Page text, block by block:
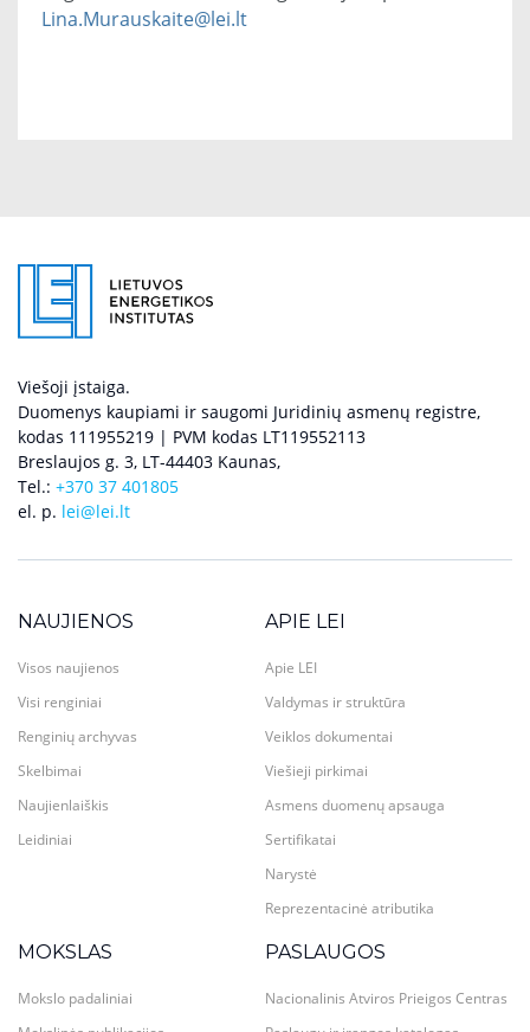
Lina.Murauskaite@lei.lt
Viešoji įstaiga.
Duomenys kaupiami ir saugomi Juridinių asmenų registre,
kodas 111955219 | PVM kodas LT119552113
Breslaujos g. 3, LT-44403 Kaunas,
Tel.: +370 37 401805
el. p. lei@lei.lt
NAUJIENOS
Visos naujienos
Visi renginiai
Renginių archyvas
Skelbimai
Naujienlaiškis
Leidiniai
APIE LEI
Apie LEI
Valdymas ir struktūra
Veiklos dokumentai
Viešieji pirkimai
Asmens duomenų apsauga
Sertifikatai
Narystė
Reprezentacinė atributika
MOKSLAS
Mokslo padaliniai
PASLAUGOS
Nacionalinis Atviros Prieigos Centras